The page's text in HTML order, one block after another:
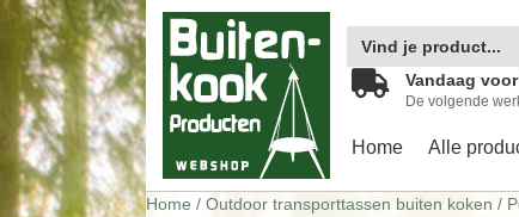
Zoek
naar:
Vandaag
De volgende
Home Alle
Home / Outdoor transporttassen buiten koken /